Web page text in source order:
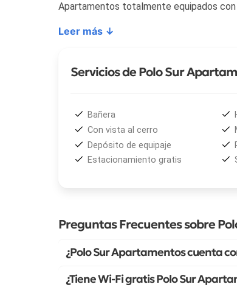
Apartamentos totalmente equipados
Leer más ↓
Servicios de Polo Sur
Bañera
Con vista al cerro
Depósito de equipaje
Estacionamiento gratis
Preguntas Frecuentes sobre
¿Polo Sur Apartamentos cuenta
¿Tiene Wi-Fi gratis Polo Sur